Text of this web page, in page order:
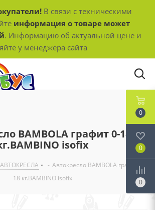
В связи с техническими
информация о товаре может
. Информацию об актуальной цене и
у менеджера сайта
BAMBOLA графит 0-18
isofix
АВТОКРЕСЛА - Автокресло BAMBOLA графит 0-
18 кг.BAMBINO isofix
0
0
0